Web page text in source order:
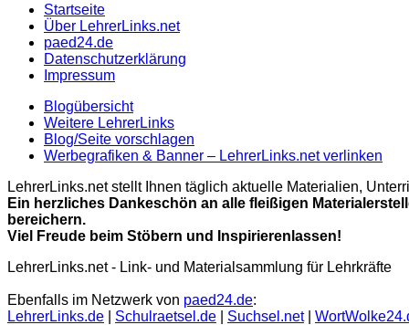
Startseite
Über LehrerLinks.net
paed24.de
Datenschutzerklärung
Impressum
Blogübersicht
Weitere LehrerLinks
Blog/Seite vorschlagen
Werbegrafiken & Banner – LehrerLinks.net verlinken
LehrerLinks.net stellt Ihnen täglich aktuelle Materialien,
Ein herzliches Dankeschön an alle fleißigen
bereichern.
Viel Freude beim Stöbern und Inspirierenlassen!
LehrerLinks.net - Link- und Materialsammlung für Lehrkräfte
Ebenfalls im Netzwerk von paed24.de:
LehrerLinks.de
Schulraetsel.de Suchsel.net|